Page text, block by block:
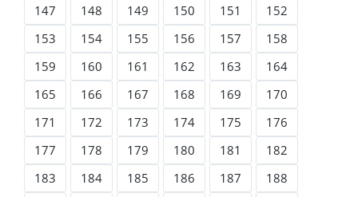
147
148 149 150 151
152
153
154 155 156 157
158
159
160 161 162 163
164
165
166 167 168 169
170
171
172 173 174 175
176
177
178 179 180 181
182
183
184 185 186 187
188